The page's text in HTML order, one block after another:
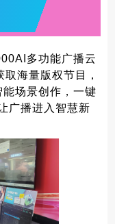
多功能广播云
海量版权节目，
场景创作，一键
广播进入智慧新